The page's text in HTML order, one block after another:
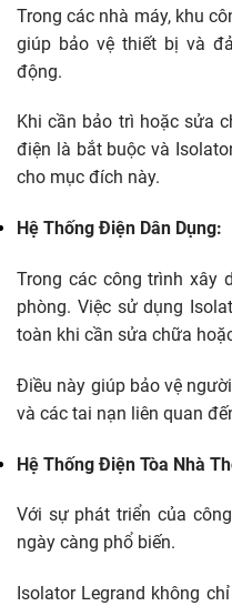
Trong các nhà máy, khu
giúp bảo vệ thiết bị và
động.
Khi cần bảo trì hoặc sửa
điện là bắt buộc và
cho mục đích này.
Hệ Thống Điện Dân Dụng:
Trong các công trình xây
phòng. Việc sử dụng
toàn khi cần sửa chữa
Điều này giúp bảo vệ
và các tai nạn liên quan
Hệ Thống Điện Tòa Nhà
Với sự phát triển của
ngày càng phổ biến.
Isolator Legrand không